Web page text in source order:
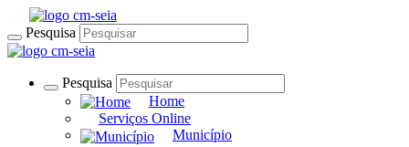
Pesquisa
Pesquisa
Home
Serviços Online
Município